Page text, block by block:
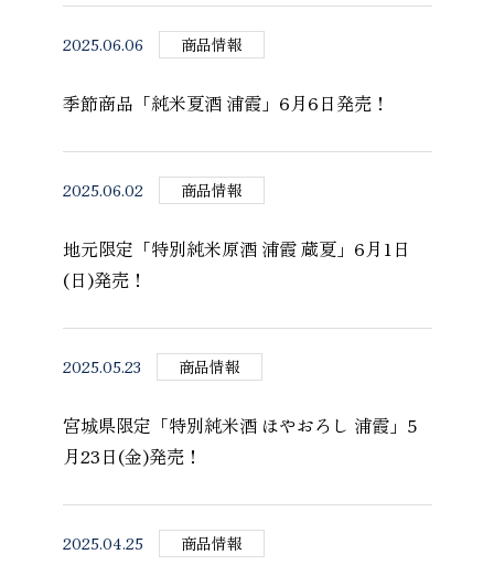
2025.06.06 商品情報
季節商品「純米夏酒 浦霞」6月6日発売！
2025.06.02 商品情報
地元限定「特別純米原酒 浦霞 蔵夏」6月1日
(日)発売！
2025.05.23 商品情報
宮城県限定「特別純米酒 ほやおろし 浦霞」5
月23日(金)発売！
2025.04.25 商品情報